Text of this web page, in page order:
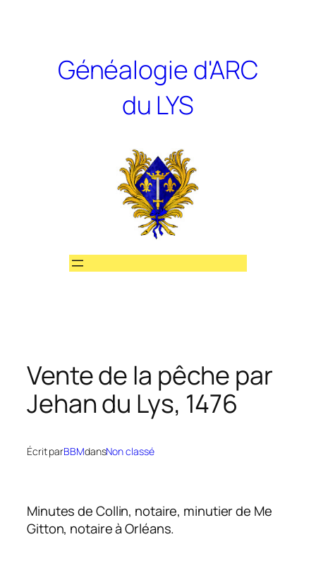
Généalogie d'ARC
du LYS
Vente de la pêche par
Jehan du Lys, 1476
Écrit parBBMdansNon classé
Minutes de Collin, notaire, minutier de Me
Gitton, notaire à Orléans.